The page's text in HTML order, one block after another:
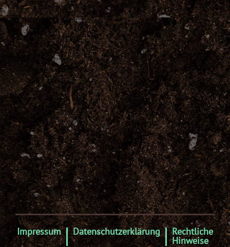
Impressum Datenschutzerklärung Rechtliche
Hinweise